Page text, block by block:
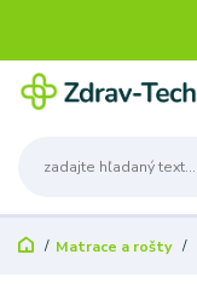
Matrace a rošty